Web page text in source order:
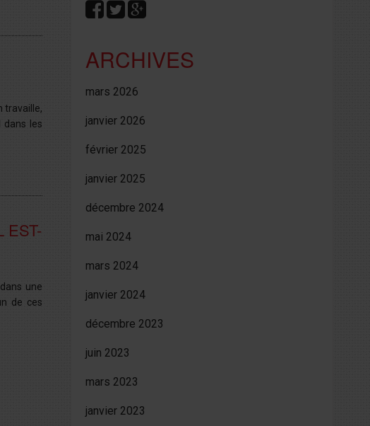
travaille,
dans les
EST-
une
de ces
ARCHIVES
mars 2026
janvier 2026
février 2025
janvier 2025
décembre 2024
mai 2024
mars 2024
janvier 2024
décembre 2023
juin 2023
mars 2023
janvier 2023